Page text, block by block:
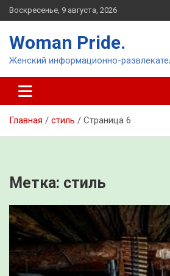
Перейти
к
Воскресенье, 9 августа, 2026
Woman Pride.
Женский информационно-
Главная стиль Страница 6
Метка: стиль